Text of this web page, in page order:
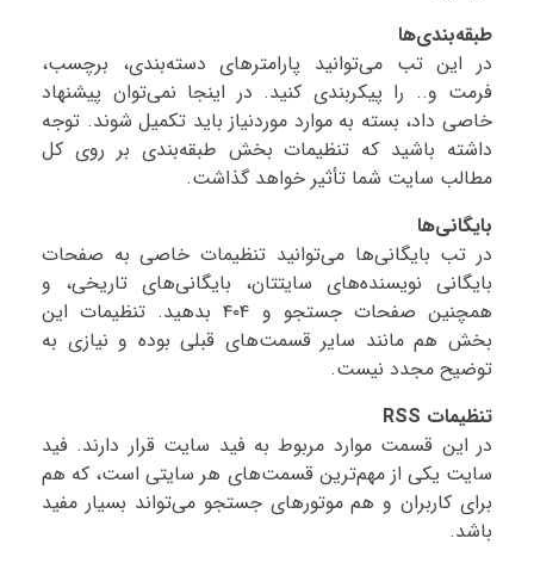
طبقه‌بندی‌ها
در این تب می‌توانید پارامترهای دسته‌بندی، برچسب،
فرمت و.. را پیکربندی کنید. در اینجا نمی‌توان پیشنهاد
خاصی داد، بسته به موارد موردنیاز باید تکمیل شوند. توجه
داشته باشید که تنظیمات بخش طبقه‌بندی بر روی کل
مطالب سایت شما تأثیر خواهد گذاشت.
بایگانی‌ها
در تب بایگانی‌ها می‌توانید تنظیمات خاصی به صفحات
بایگانی‌ نویسنده‌های سایتتان، بایگانی‌های تاریخی، و
همچنین صفحات جستجو و ۴۰۴ بدهید. تنظیمات این
بخش هم مانند سایر قسمت‌های قبلی بوده و نیازی به
توضیح مجدد نیست.
تنظیمات RSS
در این قسمت موارد مربوط به فید سایت قرار دارند. فید
سایت یکی از مهم‌ترین قسمت‌های هر سایتی است، که هم
برای کاربران و هم موتورهای جستجو می‌تواند بسیار مفید
باشد.